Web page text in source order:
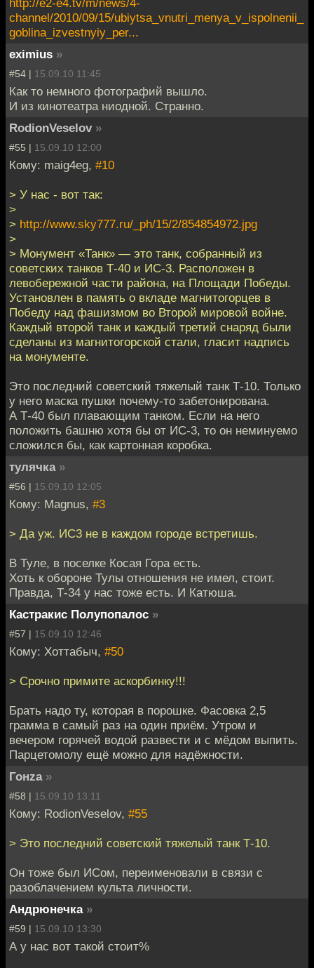
channel/2010/09/15/ubiytsa_vnutri_menya_v_ispolnenii_
goblina_izvestnyiy_per...
eximius »
#54 | 15.09.10 11:45
Как то немного фотографий вышло.
И из кинотеатра ниодной. Странно.
RodionVeselov »
#55 | 15.09.10 12:00
Кому: maig4eg, #10
> У нас - вот так:
>
> http://www.sky777.ru/_ph/15/2/854854972.jpg
>
> Монумент «Танк» — это танк, собранный из
советских танков Т-40 и ИС-3. Расположен в
левобережной части района, на Площади Победы.
Установлен в память о вкладе магнитогорцев в
Победу над фашизмом во Второй мировой войне.
Каждый второй танк и каждый третий снаряд были
сделаны из магнитогорской стали, гласит надпись
на монументе.
Это последний советский тяжелый танк Т-10. Только
у него маска пушки почему-то забетонирована.
А Т-40 был плавающим танком. Если на него
положить башню хотя бы от ИС-3, то он неминуемо
сложился бы, как картонная коробка.
тулячка »
#56 | 15.09.10 12:05
Кому: Magnus, #3
> Да уж. ИС3 не в каждом городе встретишь.
В Туле, в поселке Косая Гора есть.
Хоть к обороне Тулы отношения не имел, стоит.
Правда, Т-34 у нас тоже есть. И Катюша.
Кастракис Полупопалос »
#57 | 15.09.10 12:46
Кому: Хоттабыч, #50
> Срочно примите аскорбинку!!!
Брать надо ту, которая в порошке. Фасовка 2,5
грамма в самый раз на один приём. Утром и
вечером горячей водой развести и с мёдом выпить.
Парцетомолу ещё можно для надёжности.
Гонzа »
#58 | 15.09.10 13:11
Кому: RodionVeselov, #55
> Это последний советский тяжелый танк Т-10.
Он тоже был ИСом, переименовали в связи с
разоблачением культа личности.
Андрюнечка »
#59 | 15.09.10 13:30
А у нас вот такой стоит%